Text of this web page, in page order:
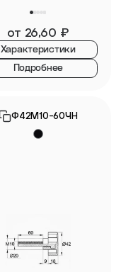
от 26,60 ₽
Характеристики
Подробнее
Ф42М10-60ЧН